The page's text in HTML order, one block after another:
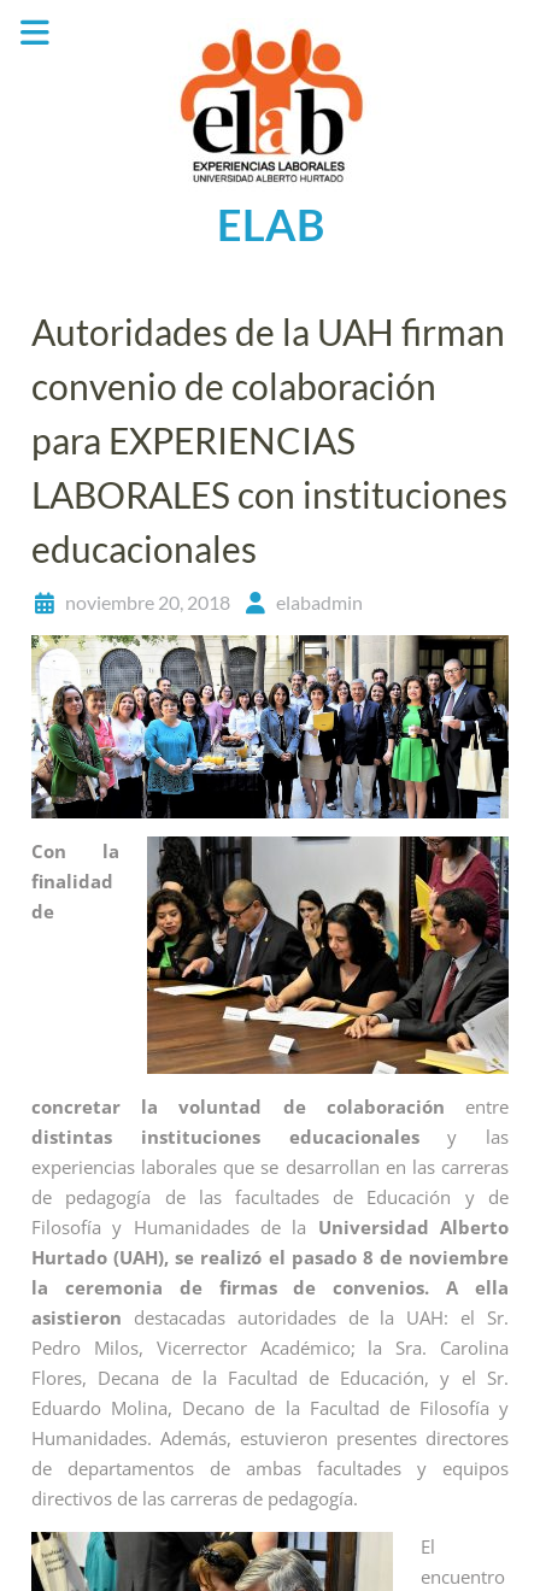
ELAB
Autoridades de la UAH firman
convenio de colaboración
para EXPERIENCIAS
LABORALES con instituciones
educacionales
noviembre 20, 2018 elabadmin
Con la
finalidad
de
concretar la voluntad de colaboración entre
distintas instituciones educacionalesy las
experiencias laborales que se desarrollan en las carreras
de pedagogía de las facultades de Educación y de
Filosofía y Humanidades de la Universidad Alberto
Hurtado (UAH), se realizó el pasado 8 de noviembre
la ceremonia de firmas de convenios. A ella
asistieron destacadas autoridades de la UAH: el Sr.
Pedro Milos, Vicerrector Académico; la Sra. Carolina
Flores, Decana de la Facultad de Educación, y el Sr.
Eduardo Molina, Decano de la Facultad de Filosofía y
Humanidades. Además, estuvieron presentes directores
de departamentos de ambas facultades y equipos
directivos de las carreras de pedagogía.
El
encuentro